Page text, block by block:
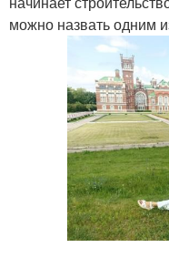
можно назвать одним